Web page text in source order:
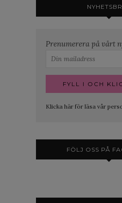
Prenumerera på vårt
Klicka här för läsa vår
FÖLJ OSS PÅ